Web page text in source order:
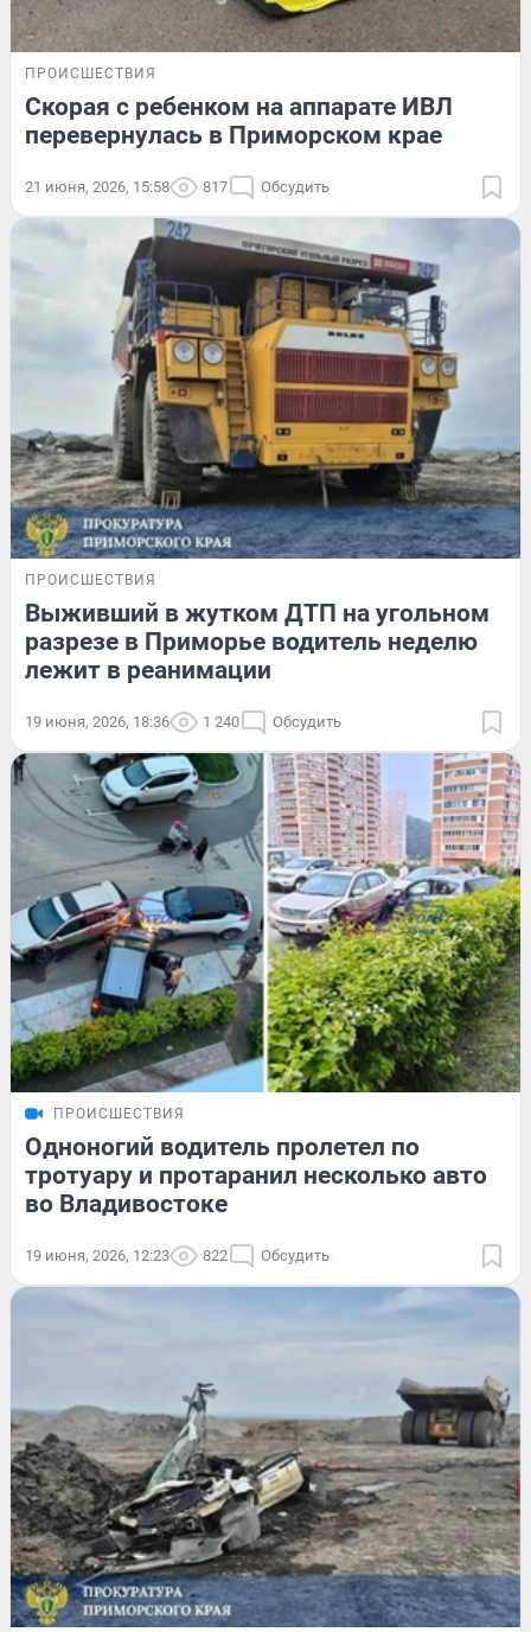
ПРОИСШЕСТВИЯ
Скорая с ребенком на аппарате ИВЛ
перевернулась в Приморском крае
21 июня, 2026, 15:58 817 Обсудить
ПРОИСШЕСТВИЯ
Выживший в жутком ДТП на угольном
разрезе в Приморье водитель неделю
лежит в реанимации
19 июня, 2026, 18:36 1 240 Обсудить
ПРОИСШЕСТВИЯ
Одноногий водитель пролетел по
тротуару и протаранил несколько авто
во Владивостоке
19 июня, 2026, 12:23 822 Обсудить